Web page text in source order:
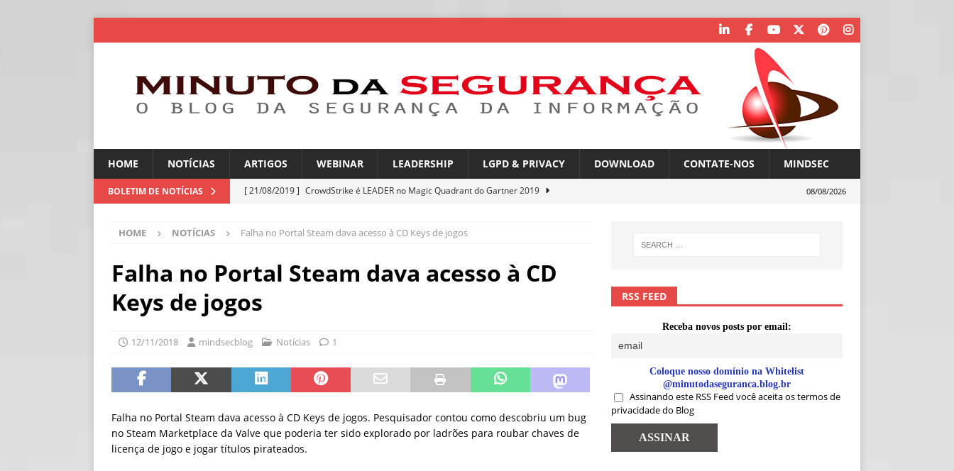
HOME NOTÍCIAS ARTIGOS WEBINAR LEADERSHIP LGPD & PRIVACY DOWNLOAD CONTATE-NOS MINDSEC
BOLETIM DE NOTÍCIAS [ 21/08/2019 ] CrowdStrike é LEADER no Magic Quadrant do Gartner 2019
[ 06/08/2026 ] América Latina é a segunda região mais exposta a ciberameaças
industriais
NOTÍCIAS
[ 06/08/2026 ]
[ 06/08/2026 ]
Sem guardrails, a autonomia da IA se torna um risco
NOTÍCIAS
08/08/2026
HOME NOTÍCIAS Falha no Portal Steam dava acesso à CD Keys de jogos
Falha no Portal Steam dava acesso à CD
Keys de jogos
12/11/2018 mindsecblog Notícias 1
Falha no Portal Steam dava acesso à CD Keys de jogos. Pesquisador contou como descobriu um bug
no Steam Marketplace da Valve que poderia ter sido explorado por ladrões para roubar chaves de
licença de jogo e jogar títulos pirateados.
RSS FEED
Receba novos posts por email:
Coloque nosso domínio na Whitelist
@minutodaseguranca.blog.br
Assinando este RSS Feed você aceita os termos de
privacidade do Blog